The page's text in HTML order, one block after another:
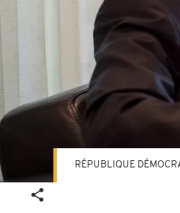
RÉPUBLIQUE